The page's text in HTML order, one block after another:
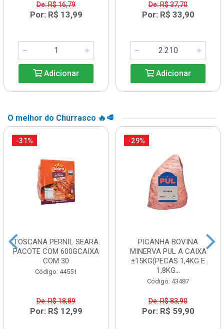
De: R$ 16,79
Por: R$ 13,99
Adicionar
De: R$ 37,70
Por: R$ 33,90
Adicionar
O melhor do Churrasco 🔥🥩
-31%
TOSCANA PERNIL SEARA
PACOTE COM 600GCAIXA
COM 30
Código: 44551
De: R$ 18,89
Por: R$ 12,99
-29%
PICANHA BOVINA
MINERVA PUL A CAIXA
±15KG(PECAS 1,4KG E
1,8KG...
Código: 43487
De: R$ 83,90
Por: R$ 59,90